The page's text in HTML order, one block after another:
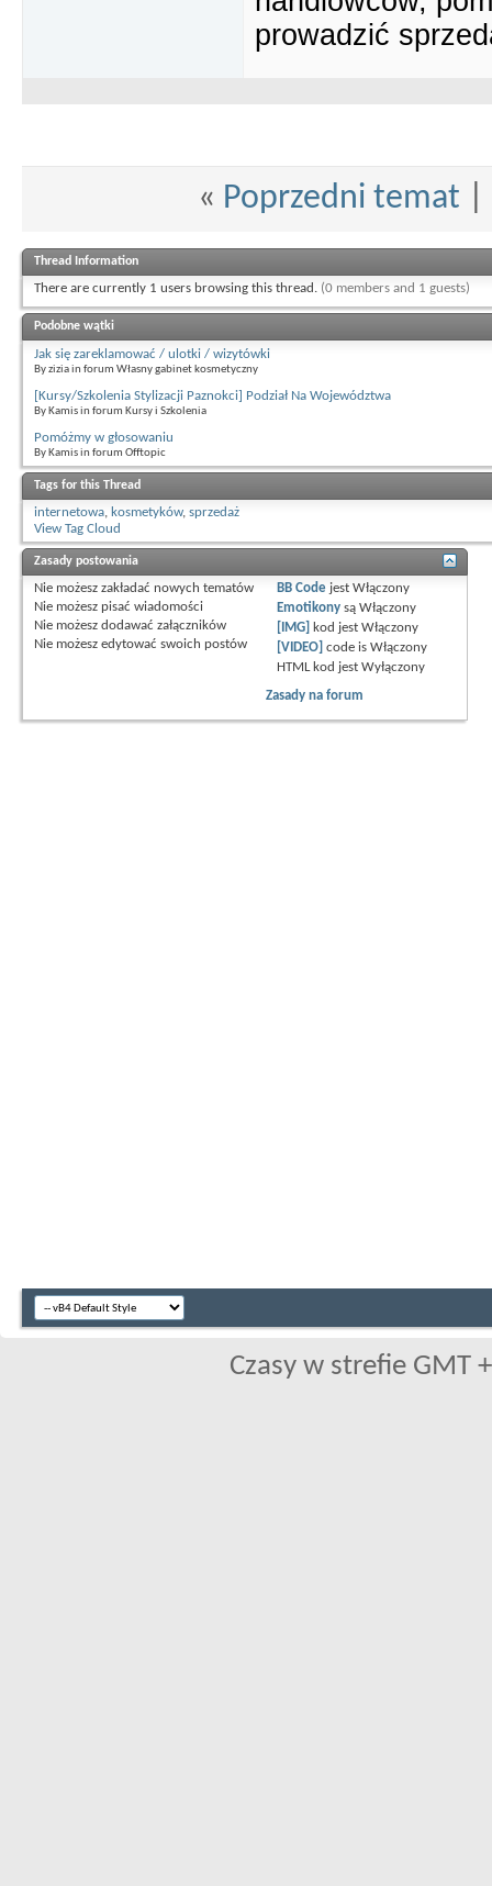
prowadzić
« Poprzedni temat
Thread Information
There are currently 1 users browsing this thread. (0 members and 1 guests)
Podobne wątki
Jak się zareklamować / ulotki / wizytówki
By zizia in forum Własny gabinet kosmetyczny
[Kursy/Szkolenia Stylizacji Paznokci] Podział Na Województwa
By Kamis in forum Kursy i Szkolenia
Pomóżmy w głosowaniu
By Kamis in forum Offtopic
Tags for this Thread
internetowa, kosmetyków, sprzedaż
View Tag Cloud
Zasady postowania
Nie możesz zakładać nowych tematów
Nie możesz pisać wiadomości
Nie możesz dodawać załączników
Nie możesz edytować swoich postów
BB Code jestWłączony
Emotikony sąWłączony
[IMG]
kod jestWłączony
[VIDEO] code isWłączony
HTML kod jestWyłączony
Zasady na forum
Czasy w strefie GMT